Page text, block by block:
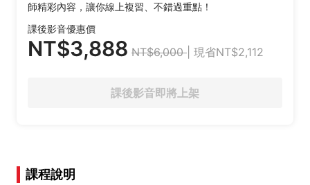
師精彩內容，讓你線上複習、不錯過重點！
課後影音優惠價
NT$3,888 NT$6,000 | 現省NT$2,112
課後影音即將上架
課程說明